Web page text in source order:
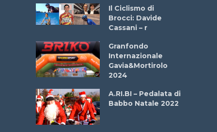
Il Ciclismo di
Brocci: Davide
Cassani – r
Granfondo
Internazionale
Gavia&Mortirolo
2024
A.RI.BI – Pedalata di
Babbo Natale 2022